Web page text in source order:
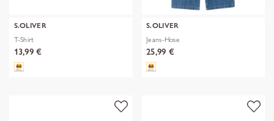
S.OLIVER
T-Shirt
13,99 €
S.OLIVER
Jeans-Hose
25,99 €